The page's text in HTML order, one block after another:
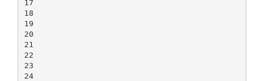
17
18
19
20
21
22
23
24